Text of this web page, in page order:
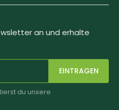
an und erhalte
EINTRAGEN
du unsere